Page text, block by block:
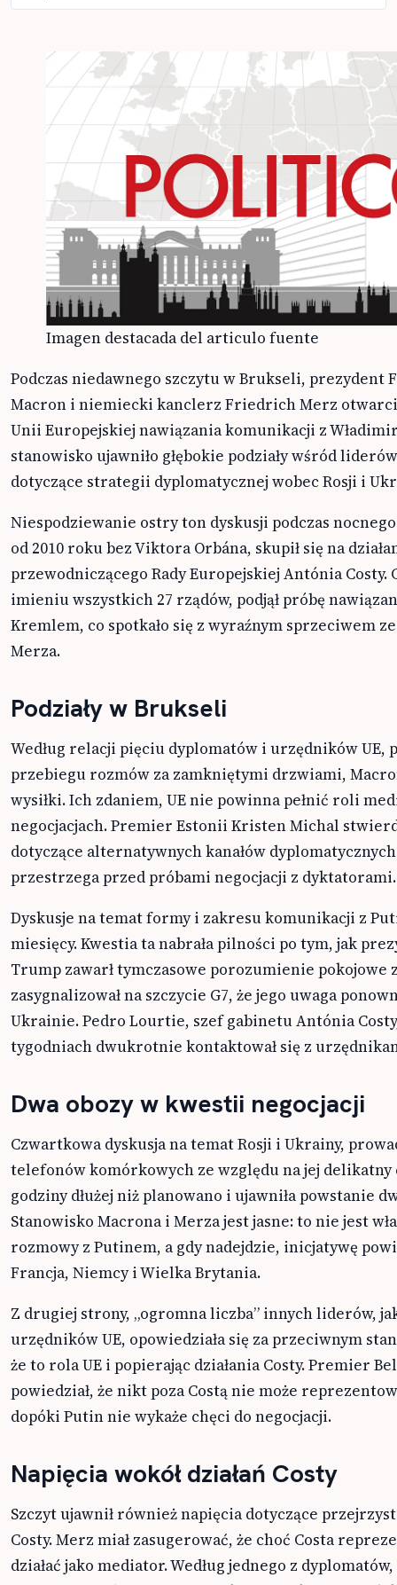
Imagen destacada del articulo fuente
Podczas niedawnego szczytu w Brukseli, prezydent
Macron i niemiecki kanclerz Friedrich Merz
Unii Europejskiej nawiązania komunikacji z
stanowisko ujawniło głębokie podziały wśród
dotyczące strategii dyplomatycznej wobec Rosji i
Niespodziewanie ostry ton dyskusji podczas
od 2010 roku bez Viktora Orbána, skupił się na
przewodniczącego Rady Europejskiej Antónia Costy.
imieniu wszystkich 27 rządów, podjął próbę
Kremlem, co spotkało się z wyraźnym sprzeciwem
Merza.
Podziały w Brukseli
Według relacji pięciu dyplomatów i urzędników UE,
przebiegu rozmów za zamkniętymi drzwiami,
wysiłki. Ich zdaniem, UE nie powinna pełnić roli
negocjacjach. Premier Estonii Kristen Michal
dotyczące alternatywnych kanałów
przestrzega przed próbami negocjacji z dyktatorami.
Dyskusje na temat formy i zakresu komunikacji z
miesięcy. Kwestia ta nabrała pilności po tym, jak
Trump zawarł tymczasowe porozumienie pokojowe
zasygnalizował na szczycie G7, że jego uwaga
Ukrainie. Pedro Lourtie, szef gabinetu Antónia
tygodniach dwukrotnie kontaktował się z
Dwa obozy w kwestii negocjacji
Czwartkowa dyskusja na temat Rosji i Ukrainy,
telefonów komórkowych ze względu na jej
godziny dłużej niż planowano i ujawniła powstanie
Stanowisko Macrona i Merza jest jasne: to nie jest
rozmowy z Putinem, a gdy nadejdzie, inicjatywę
Francja, Niemcy i Wielka Brytania.
Z drugiej strony, „ogromna liczba” innych liderów,
urzędników UE, opowiedziała się za przeciwnym
że to rola UE i popierając działania Costy. Premier
powiedział, że nikt poza Costą nie może
dopóki Putin nie wykaże chęci do negocjacji.
Napięcia wokół działań Costy
Szczyt ujawnił również napięcia dotyczące
Costy. Merz miał zasugerować, że choć Costa
działać jako mediator. Według jednego z dyplomatów,